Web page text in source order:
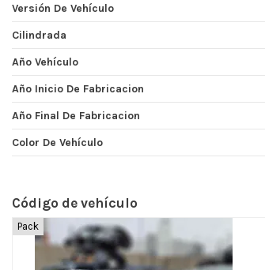
Versión De Vehículo
Cilindrada
Año Vehículo
Año Inicio De Fabricacion
Año Final De Fabricacion
Color De Vehículo
Código de vehículo
Pack